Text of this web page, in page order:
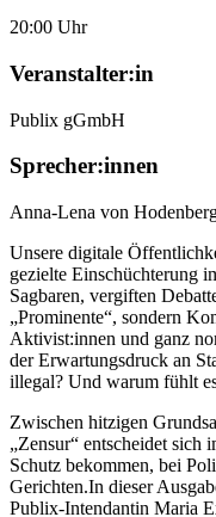
20:00 Uhr
Veranstalter:in
Publix gGmbH
Sprecher:innen
Anna-Lena von
Unsere digitale
gezielte Einschüchterung
Sagbaren, vergiften
„Prominente“, sondern
Aktivist:innen und ganz
der Erwartungsdruck an
illegal? Und warum fühlt
Zwischen hitzigen
„Zensur“ entscheidet sich
Schutz bekommen, bei
Gerichten.In dieser
Publix-Intendantin Maria